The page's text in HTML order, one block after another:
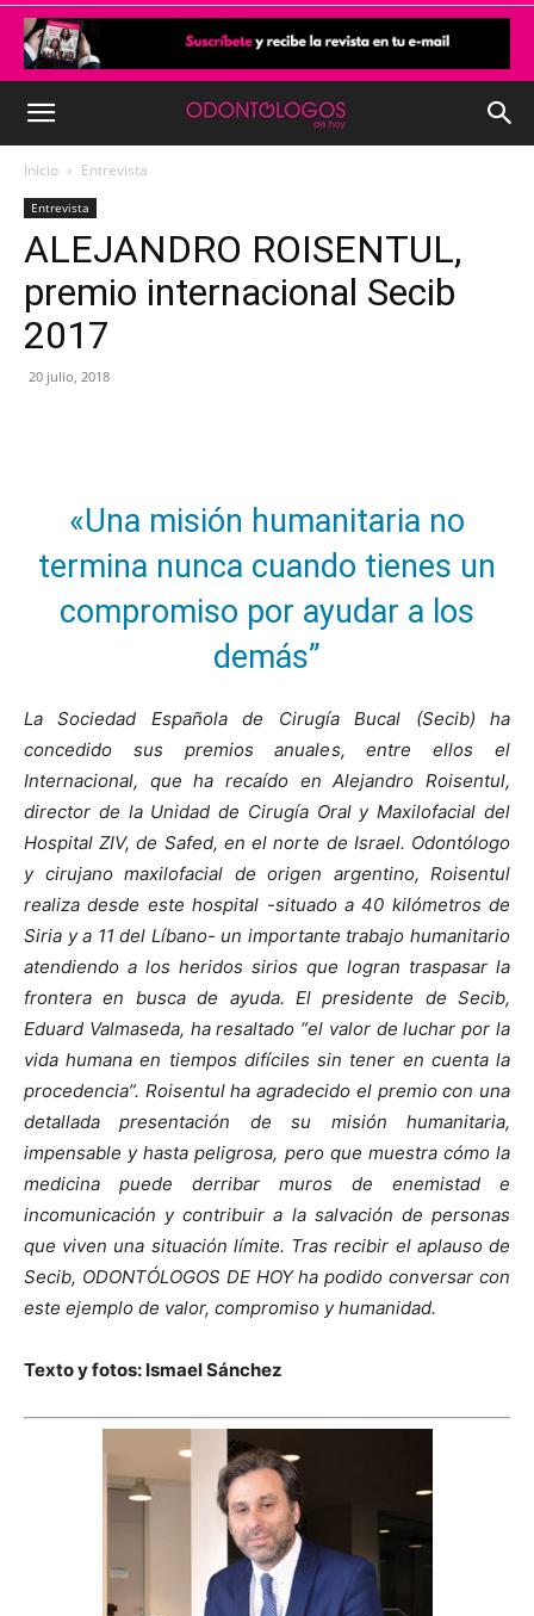
Inicio Entrevista
Entrevista
ALEJANDRO ROISENTUL,
premio internacional Secib
2017
20 julio, 2018
«Una misión humanitaria no
termina nunca cuando tienes un
compromiso por ayudar a los
demás”
La Sociedad Española de Cirugía Bucal (Secib) ha
concedido sus premios anuales, entre ellos el
Internacional, que ha recaído en Alejandro Roisentul,
director de la Unidad de Cirugía Oral y Maxilofacial del
Hospital ZIV, de Safed, en el norte de Israel. Odontólogo
y cirujano maxilofacial de origen argentino, Roisentul
realiza desde este hospital -situado a 40 kilómetros de
Siria y a 11 del Líbano- un importante trabajo humanitario
atendiendo a los heridos sirios que logran traspasar la
frontera en busca de ayuda. El presidente de Secib,
Eduard Valmaseda, ha resaltado “el valor de luchar por la
vida humana en tiempos difíciles sin tener en cuenta la
procedencia”. Roisentul ha agradecido el premio con una
detallada presentación de su misión humanitaria,
impensable y hasta peligrosa, pero que muestra cómo la
medicina puede derribar muros de enemistad e
incomunicación y contribuir a la salvación de personas
que viven una situación límite. Tras recibir el aplauso de
Secib, ODONTÓLOGOS DE HOY ha podido conversar con
este ejemplo de valor, compromiso y humanidad.
Texto y fotos: Ismael Sánchez